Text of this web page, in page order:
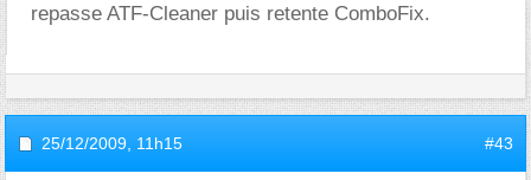
repasse ATF-Cleaner puis retente ComboFix.
25/12/2009, 11h15 #43